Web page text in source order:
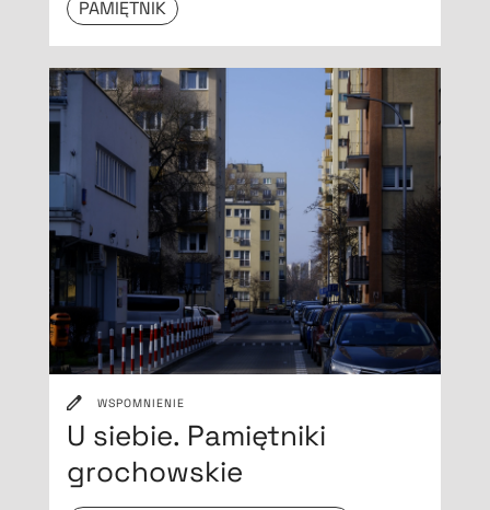
PAMIĘTNIK
WSPOMNIENIE
U siebie. Pamiętniki
grochowskie